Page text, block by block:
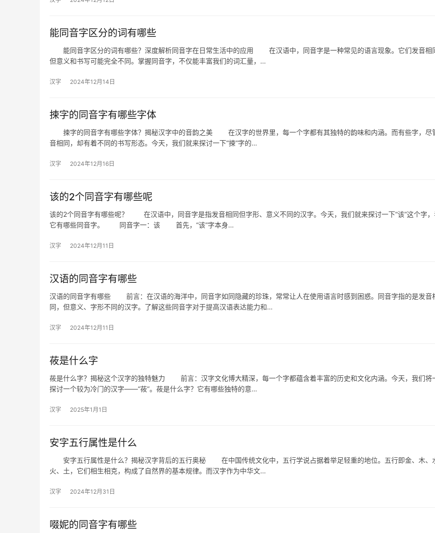
能同音字区分的词有哪些
能同音字区分的词有哪些？深度解析同音字在日常生活中的应用 在汉语中，同音字是一种常见的语言现象。它们发音相
但意义和书写可能完全不同。掌握同音字，不仅能丰富我们的词汇量，…
汉字 2024年12月14日
捒字的同音字有哪些字体
捒字的同音字有哪些字体？揭秘汉字中的音韵之美 在汉字的世界里，每一个字都有其独特的韵味和内涵。而有些字，尽
音相同，却有着不同的书写形态。今天，我们就来探讨一下“捒”字的…
汉字 2024年12月16日
该的2个同音字有哪些呢
该的2个同音字有哪些呢？ 在汉语中，同音字是指发音相同但字形、意义不同的汉字。今天，我们就来探讨一下“该”这个字
它有哪些同音字。 同音字一：该 首先，“该”字本身…
汉字 2024年12月11日
汉语的同音字有哪些
汉语的同音字有哪些 前言：在汉语的海洋中，同音字如同隐藏的珍珠，常常让人在使用语言时感到困惑。同音字指的是发音
同，但意义、字形不同的汉字。了解这些同音字对于提高汉语表达能力和…
汉字 2024年12月11日
莜是什么字
莜是什么字？揭秘这个汉字的独特魅力 前言：汉字文化博大精深，每一个字都蕴含着丰富的历史和文化内涵。今天，我们将
探讨一个较为冷门的汉字——“莜”。莜是什么字？它有哪些独特的意…
汉字 2025年1月1日
安字五行属性是什么
安字五行属性是什么？揭秘汉字背后的五行奥秘 在中国传统文化中，五行学说占据着举足轻重的地位。五行即金、木、
火、土，它们相生相克，构成了自然界的基本规律。而汉字作为中华文…
汉字 2024年12月31日
啜妮的同音字有哪些